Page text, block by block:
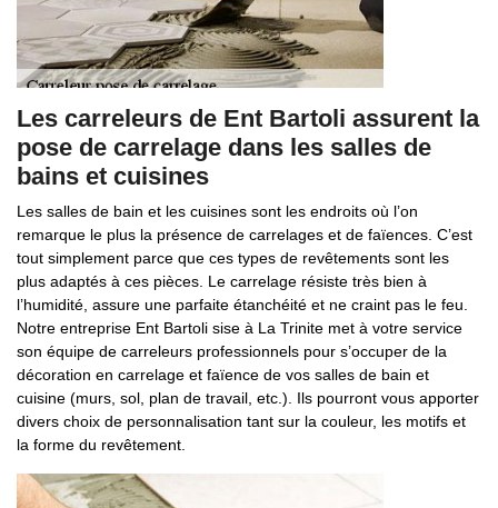
Les carreleurs de Ent Bartoli assurent la
pose de carrelage dans les salles de
bains et cuisines
Les salles de bain et les cuisines sont les endroits où l’on
remarque le plus la présence de carrelages et de faïences. C’est
tout simplement parce que ces types de revêtements sont les
plus adaptés à ces pièces. Le carrelage résiste très bien à
l’humidité, assure une parfaite étanchéité et ne craint pas le feu.
Notre entreprise Ent Bartoli sise à La Trinite met à votre service
son équipe de carreleurs professionnels pour s’occuper de la
décoration en carrelage et faïence de vos salles de bain et
cuisine (murs, sol, plan de travail, etc.). Ils pourront vous apporter
divers choix de personnalisation tant sur la couleur, les motifs et
la forme du revêtement.